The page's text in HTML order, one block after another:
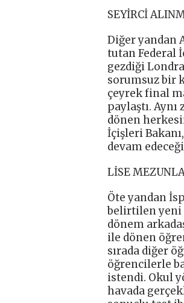
SEYİRCİ
Diğer yandan
tutan Federal
gezdiği
sorumsuz bir
çeyrek final
paylaştı.
dönen
İçişleri
devam
LİSE
Öte yandan
belirtilen yeni
dönem
ile dönen
sırada diğer
öğrencilerle
istendi. Okul
havada